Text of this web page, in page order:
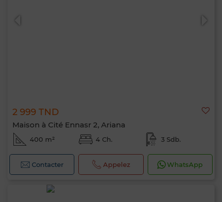
2 999 TND
Maison à Cité Ennasr 2, Ariana
400 m² 4 Ch. 3 Sdb.
Contacter Appelez WhatsApp